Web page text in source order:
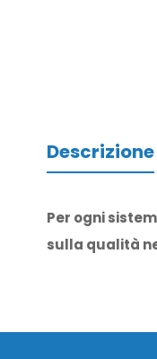
Descrizione
Per ogni
sulla qualità